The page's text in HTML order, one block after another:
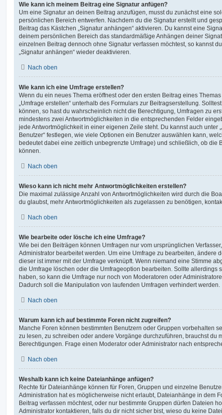
Wie kann ich meinem Beitrag eine Signatur anfügen?
Um eine Signatur an deinen Beitrag anzufügen, musst du zunächst eine
persönlichen Bereich entwerfen. Nachdem du die Signatur erstellt und
Beitrag das Kästchen „Signatur anhängen“ aktivieren. Du kannst eine
deinem persönlichen Bereich das standardmäßige Anhängen deiner
einzelnen Beitrag dennoch ohne Signatur verfassen möchtest, so kannst
„Signatur anhängen“ wieder deaktivieren.
Nach oben
Wie kann ich eine Umfrage erstellen?
Wenn du ein neues Thema eröffnest oder den ersten Beitrag eines
„Umfrage erstellen“ unterhalb des Formulars zur Beitragserstellung.
können, so hast du wahrscheinlich nicht die Berechtigung, Umfragen zu
mindestens zwei Antwortmöglichkeiten in die entsprechenden Felder
jede Antwortmöglichkeit in einer eigenen Zeile steht. Du kannst auch unter
Benutzer“ festlegen, wie viele Optionen ein Benutzer auswählen kann,
bedeutet dabei eine zeitlich unbegrenzte Umfrage) und schließlich, ob die
können.
Nach oben
Wieso kann ich nicht mehr Antwortmöglichkeiten erstellen?
Die maximal zulässige Anzahl von Antwortmöglichkeiten wird durch die
du glaubst, mehr Antwortmöglichkeiten als zugelassen zu benötigen,
Nach oben
Wie bearbeite oder lösche ich eine Umfrage?
Wie bei den Beiträgen können Umfragen nur vom ursprünglichen
Administrator bearbeitet werden. Um eine Umfrage zu bearbeiten, ändere
dieser ist immer mit der Umfrage verknüpft. Wenn niemand eine Stimme
die Umfrage löschen oder die Umfrageoption bearbeiten. Sollte allerdings
haben, so kann die Umfrage nur noch von Moderatoren oder
Dadurch soll die Manipulation von laufenden Umfragen verhindert werden.
Nach oben
Warum kann ich auf bestimmte Foren nicht zugreifen?
Manche Foren können bestimmten Benutzern oder Gruppen vorbehalten
zu lesen, zu schreiben oder andere Vorgänge durchzuführen, brauchst du
Berechtigungen. Frage einen Moderator oder Administrator nach
Nach oben
Weshalb kann ich keine Dateianhänge anfügen?
Rechte für Dateianhänge können für Foren, Gruppen und einzelne
Administration hat es möglicherweise nicht erlaubt, Dateianhänge in dem
Beitrag verfassen möchtest, oder nur bestimmte Gruppen dürfen Dateien
Administrator kontaktieren, falls du dir nicht sicher bist, wieso du keine